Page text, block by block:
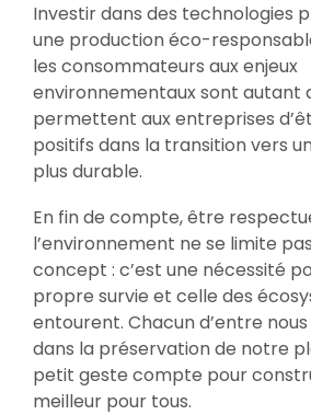
Investir dans des technologies
une production éco-
les consommateurs aux enjeux
environnementaux sont autant
permettent aux entreprises
positifs dans la transition vers
plus durable.
En fin de compte, être
l’environnement ne se limite
concept : c’est une nécessité
propre survie et celle des
entourent. Chacun d’entre
dans la préservation de notre
petit geste compte pour
meilleur pour tous.